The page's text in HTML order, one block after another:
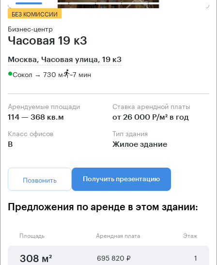
БЕЗ КОМИССИИ
Бизнес-центр
Часовая 19 к3
Москва, Часовая улица, 19 к3
Сокол → 730 м ~7 мин
Арендуемые площади
114 — 368 кв.м
Ставка арендной платы
от 26 000 Р/м² в год
Класс офисов
B
Тип здания
Жилое здание
Позвонить Получить презентацию
Предложения по аренде в этом здании:
Площадь Арендная плата Этаж
308 м² 695 820 ₽ 1